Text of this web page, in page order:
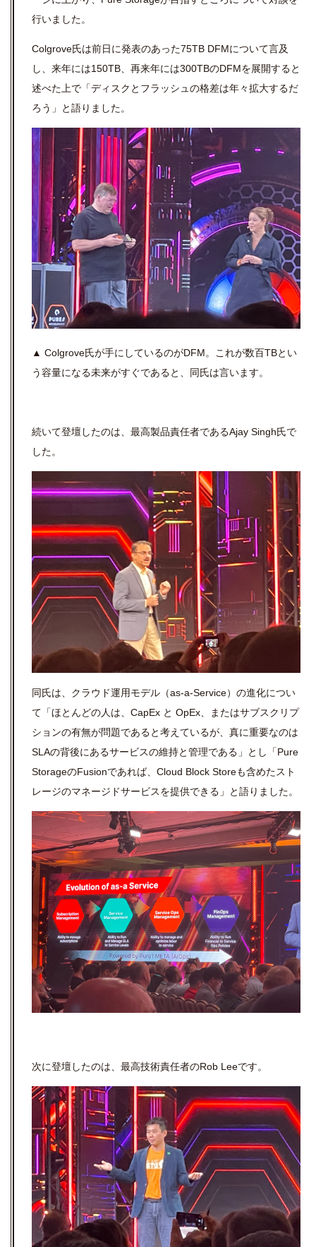
行いました。
Colgrove氏は前日に発表のあった75TB DFMについて言及
し、来年には150TB、再来年には300TBのDFMを展開すると
述べた上で「ディスクとフラッシュの格差は年々拡大するだ
ろう」と語りました。
▲ Colgrove氏が手にしているのがDFM。これが数百TBとい
う容量になる未来がすぐであると、同氏は言います。
続いて登壇したのは、最高製品責任者であるAjay Singh氏で
した。
同氏は、クラウド運用モデル（as-a-Service）の進化につい
て「ほとんどの人は、CapEx と OpEx、またはサブスクリプ
ションの有無が問題であると考えているが、真に重要なのは
SLAの背後にあるサービスの維持と管理である」とし「Pure
StorageのFusionであれば、Cloud Block Storeも含めたスト
レージのマネージドサービスを提供できる」と語りました。
次に登壇したのは、最高技術責任者のRob Leeです。